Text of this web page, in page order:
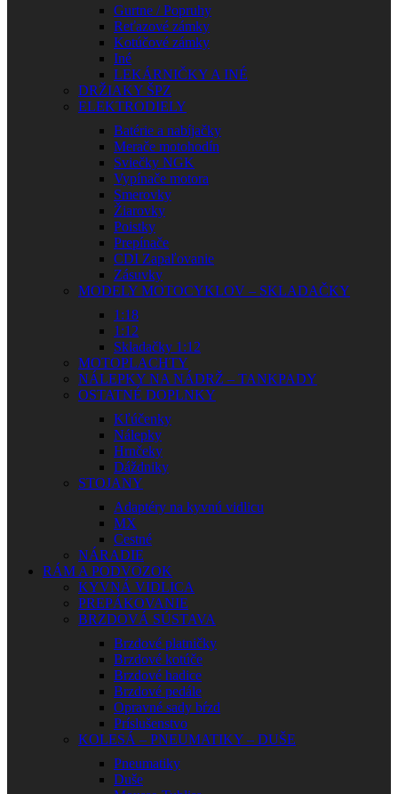
Gurtne / Popruhy
Reťazové zámky
Kotúčové zámky
Iné
LEKÁRNIČKY A INÉ
DRŽIAKY ŠPZ
ELEKTRODIELY
Batérie a nabíjačky
Merače motohodín
Sviečky NGK
Vypínače motora
Smerovky
Žiarovky
Poistky
Prepínače
CDI Zapaľovanie
Zásuvky
MODELY MOTOCYKLOV – SKLADAČKY
1:18
1:12
Skladačky 1:12
MOTOPLACHTY
NÁLEPKY NA NÁDRŽ – TANKPADY
OSTATNÉ DOPLNKY
Kľúčenky
Nálepky
Hrnčeky
Dáždniky
STOJANY
Adaptéry na kyvnú vidlicu
MX
Cestné
NÁRADIE
RÁM A PODVOZOK
KYVNÁ VIDLICA
PREPÁKOVANIE
BRZDOVÁ SÚSTAVA
Brzdové platničky
Brzdové kotúče
Brzdové hadice
Brzdové pedále
Opravné sady bŕzd
Príslušenstvo
KOLESÁ – PNEUMATIKY – DUŠE
Pneumatiky
Duše